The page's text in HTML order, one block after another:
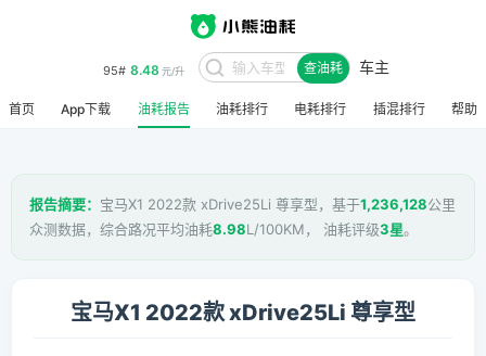
95# 8.48 元/升 查油耗 车主
首页 App下载 油耗报告 油耗排行 电耗排行 插混排行 帮助
报告摘要： 宝马X1 2022款 xDrive25Li 尊享型，基于1,236,128公里
众测数据，综合路况平均油耗8.98L/100KM， 油耗评级3星。
宝马X1 2022款 xDrive25Li 尊享型